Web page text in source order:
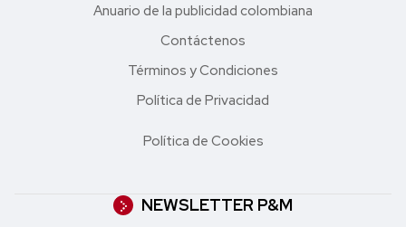
Anuario de la publicidad colombiana
Contáctenos
Términos y Condiciones
Política de Privacidad
Política de Cookies
NEWSLETTER P&M